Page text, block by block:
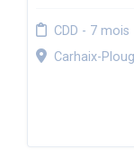
CDD - 7 mois
Carhaix-